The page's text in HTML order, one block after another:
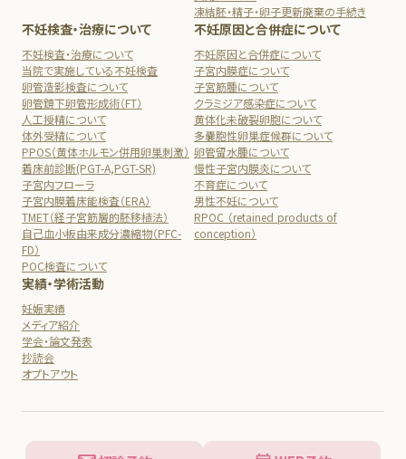
凍結胚・精子・卵子更新廃棄の手続き
不妊検査・治療について
不妊検査・治療について
当院で実施している不妊検査
卵管造影検査について
卵管鏡下卵管形成術（FT）
人工授精について
体外受精について
PPOS（黄体ホルモン併用卵巣刺激）
着床前診断(PGT-A,PGT-SR)
子宮内フローラ
子宮内膜着床能検査（ERA）
TMET（経子宮筋層的胚移植法）
自己血小板由来成分濃縮物（PFC-
FD）
POC検査について
不妊原因と合併症について
不妊原因と合併症について
子宮内膜症について
子宮筋腫について
クラミジア感染症について
黄体化未破裂卵胞について
多嚢胞性卵巣症候群について
卵管留水腫について
慢性子宮内膜炎について
不育症について
男性不妊について
RPOC （retained products of
conception）
実績・学術活動
妊娠実績
メディア紹介
学会・論文発表
抄読会
オプトアウト